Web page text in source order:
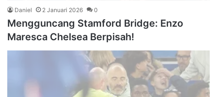
Daniel 2 Januari 2026 0
Mengguncang Stamford Bridge: Enzo
Maresca Chelsea Berpisah!